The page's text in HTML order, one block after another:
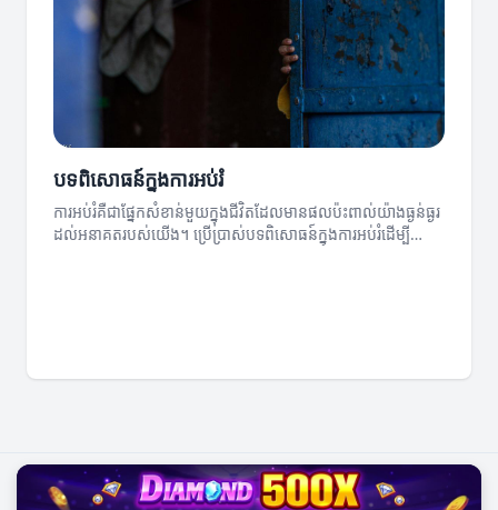
បទពិសោធន៍ក្នុងការអប់រំ
ការអប់រំគឺជាផ្នែកសំខាន់មួយក្នុងជីវិតដែលមានផលប៉ះពាល់យ៉ាងធ្ងន់ធ្ងរ
ដល់អនាគតរបស់យើង។ ប្រើប្រាស់បទពិសោធន៍ក្នុងការអប់រំដើម្បី